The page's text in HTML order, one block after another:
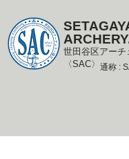
世田谷区アーチ
〈SAC〉 通称 :